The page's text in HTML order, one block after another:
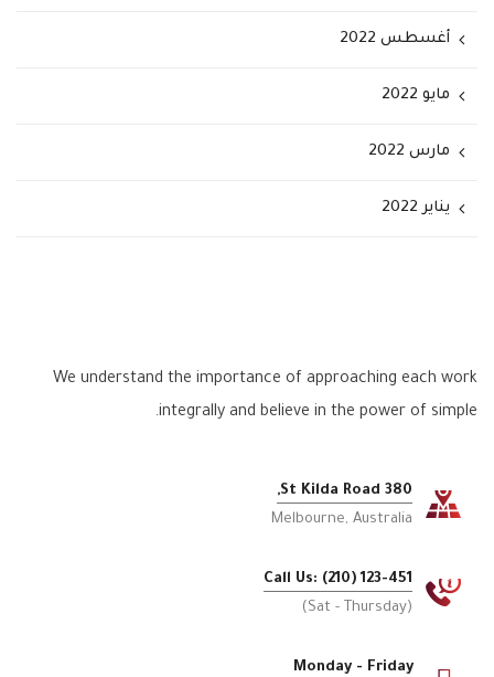
أغسطس 2022
مايو 2022
مارس 2022
يناير 2022
We understand the importance of approaching each work
integrally and believe in the power of simple.
380 St Kilda Road,
Melbourne, Australia
Call Us: (210) 123-451
(Sat - Thursday)
Monday - Friday